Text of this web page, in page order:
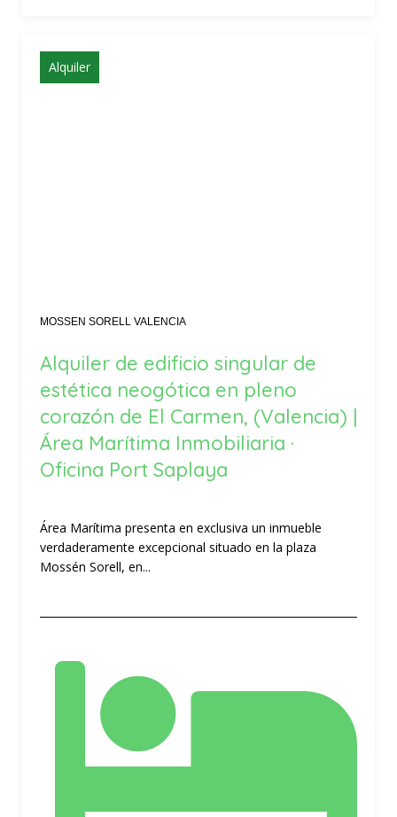
Alquiler
MOSSEN SORELL VALENCIA
Alquiler de edificio singular de
estética neogótica en pleno
corazón de El Carmen, (Valencia) |
Área Marítima Inmobiliaria ·
Oficina Port Saplaya
Área Marítima presenta en exclusiva un inmueble
verdaderamente excepcional situado en la plaza
Mossén Sorell, en...